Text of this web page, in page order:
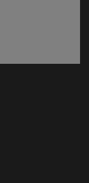
ventana)
ventana)